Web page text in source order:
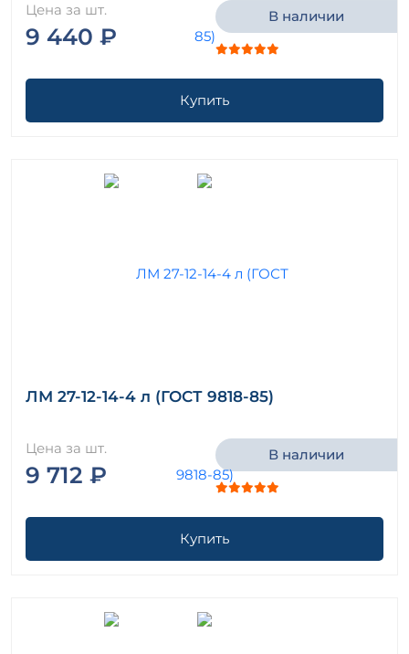
Цена за шт.
9 440 ₽
В наличии
Купить
ЛМ 27-12-14-4 л (ГОСТ 9818-85)
Цена за шт.
9 712 ₽
В наличии
Купить